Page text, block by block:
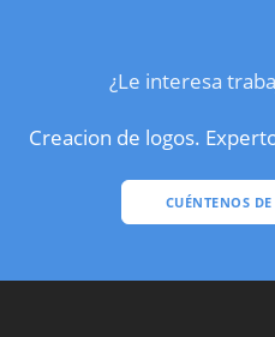
¿Le interesa
Creacion de logos.
CUÉNTENOS